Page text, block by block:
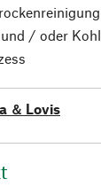
/ oder
＆ Lovis